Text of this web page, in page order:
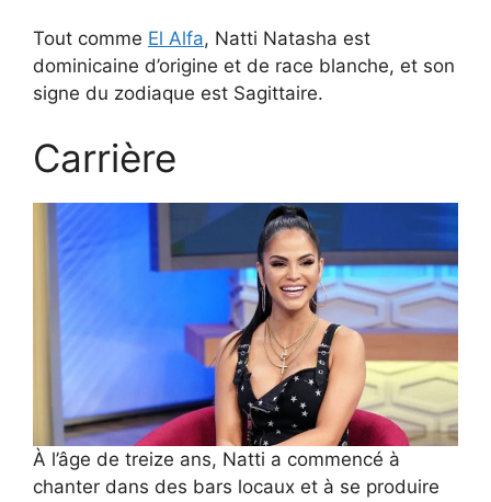
Tout comme El Alfa, Natti Natasha est
dominicaine d’origine et de race blanche, et son
signe du zodiaque est Sagittaire.
Carrière
À l’âge de treize ans, Natti a commencé à
chanter dans des bars locaux et à se produire